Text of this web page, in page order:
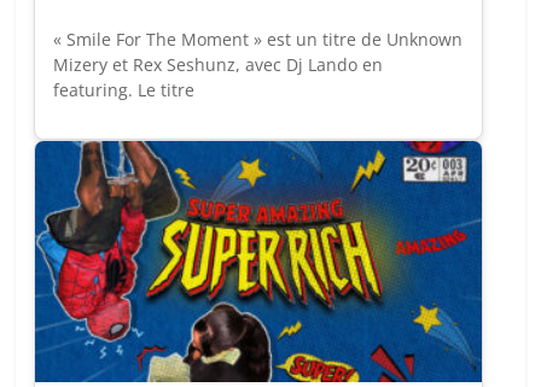
« Smile For The Moment » est un titre de Unknown
Mizery et Rex Seshunz, avec Dj Lando en
featuring. Le titre